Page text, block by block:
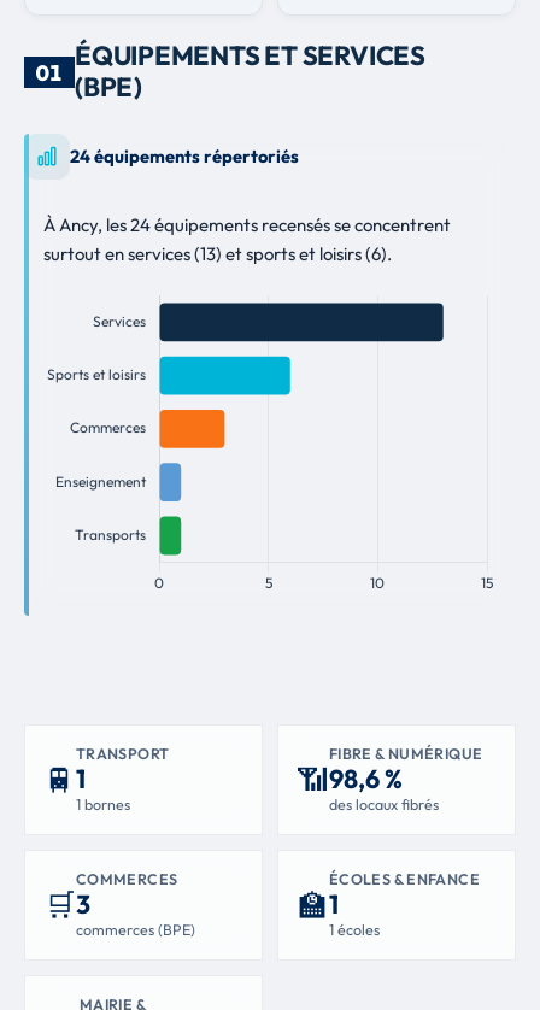
01
ÉQUIPEMENTS ET SERVICES
(BPE)
24 équipements répertoriés
À Ancy, les 24 équipements recensés se concentrent
surtout en services (13) et sports et loisirs (6).
🚆
TRANSPORT
1
1 bornes
📶
FIBRE & NUMÉRIQUE
98,6 %
des locaux fibrés
🛒
COMMERCES
3
commerces (BPE)
🏫
ÉCOLES & ENFANCE
1
1 écoles
MAIRIE &